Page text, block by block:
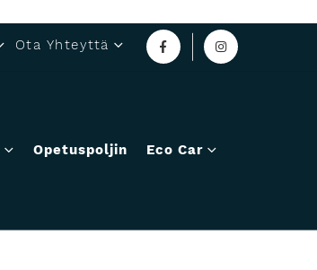
Ota Yhteyttä
Opetuspoljin Eco Car